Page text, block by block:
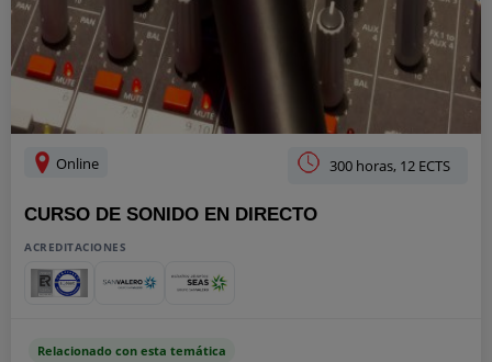
Online 300 horas, 12 ECTS
CURSO DE SONIDO EN DIRECTO
ACREDITACIONES
Relacionado con esta temática